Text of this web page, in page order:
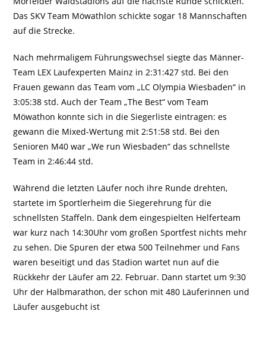
Das SKV Team Möwathlon schickte sogar 18 Mannschaften
auf die Strecke.
Nach mehrmaligem Führungswechsel siegte das Männer-
Team LEX Laufexperten Mainz in 2:31:427 std. Bei den
Frauen gewann das Team vom „LC Olympia Wiesbaden“ in
3:05:38 std. Auch der Team „The Best“ vom Team
Möwathon konnte sich in die Siegerliste eintragen: es
gewann die Mixed-Wertung mit 2:51:58 std. Bei den
Senioren M40 war „We run Wiesbaden“ das schnellste
Team in 2:46:44 std.
Während die letzten Läufer noch ihre Runde drehten,
startete im Sportlerheim die Siegerehrung für die
schnellsten Staffeln. Dank dem eingespielten Helferteam
war kurz nach 14:30Uhr vom großen Sportfest nichts mehr
zu sehen. Die Spuren der etwa 500 Teilnehmer und Fans
waren beseitigt und das Stadion wartet nun auf die
Rückkehr der Läufer am 22. Februar. Dann startet um 9:30
Uhr der Halbmarathon, der schon mit 480 Läuferinnen und
Läufer ausgebucht ist